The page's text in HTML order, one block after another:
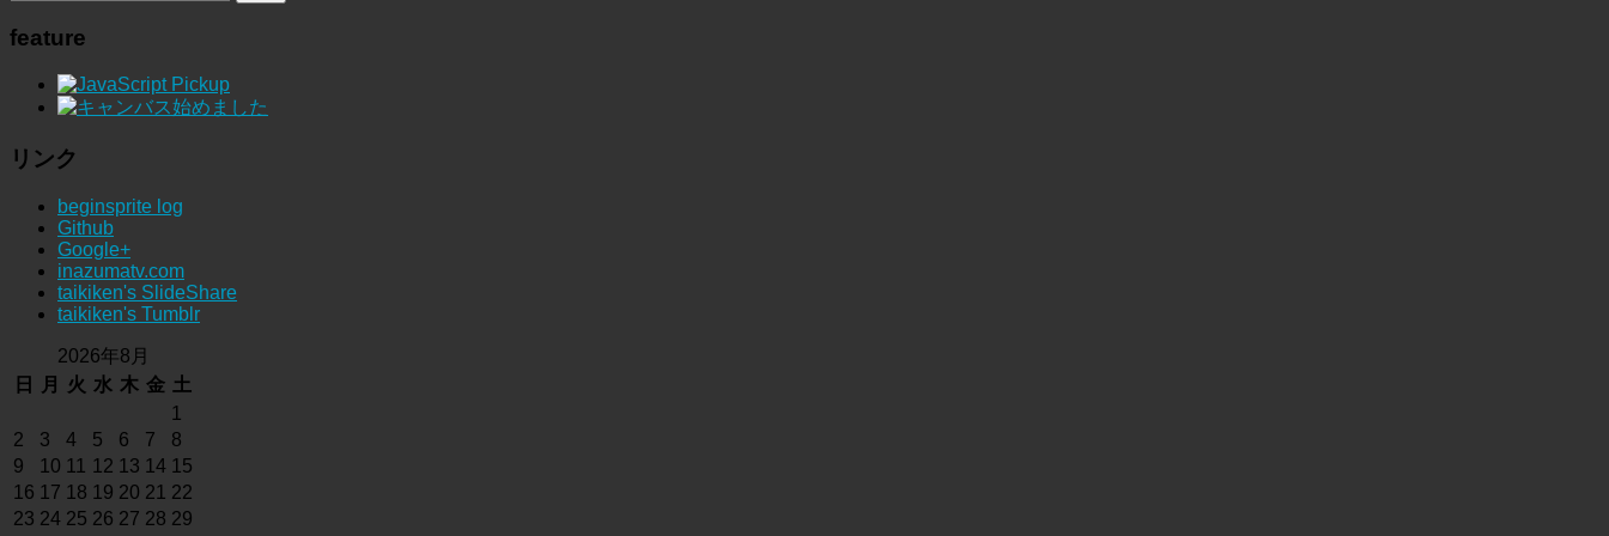
feature
リンク
beginsprite log
Github
Google+
inazumatv.com
taikiken's SlideShare
taikiken's Tumblr
2026年8月
日
月 火 水 木 金 土
1
2
3 4 5 6 7
8
9
10 11 12 13 14 15
16 17 18 19 20 21 22
23 24 25 26 27 28 29